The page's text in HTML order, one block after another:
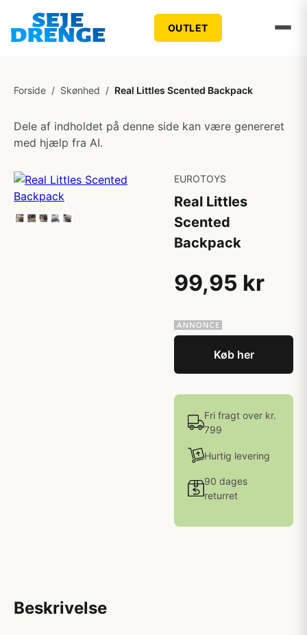
OUTLET
Forside / Skønhed / Real Littles Scented Backpack
Dele af indholdet på denne side kan være genereret
med hjælp fra AI.
EUROTOYS
Real Littles
Scented
Backpack
99,95 kr
Køb her
Fri fragt over kr.
799
Hurtig levering
90 dages
returret
Beskrivelse